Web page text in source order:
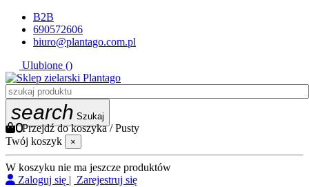
B2B
690572606
biuro@plantago.com.pl
Ulubione ()
search Szukaj
0Przejdź do koszyka /Pusty
Twój koszyk
×
W koszyku nie ma jeszcze produktów
Zaloguj się | Zarejestruj się